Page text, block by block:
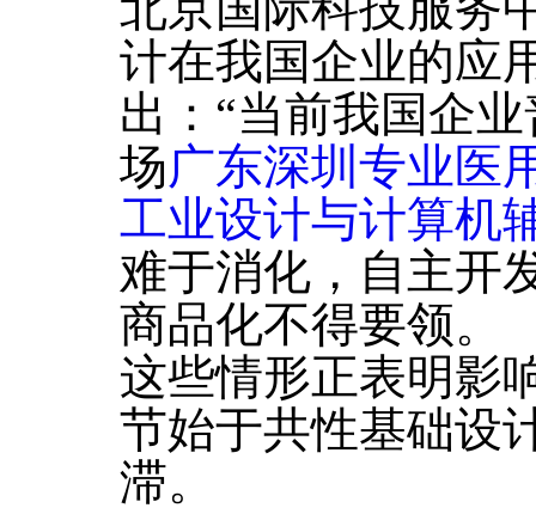
计在我国企业的应
出：“当前我国企
场广东深圳专业医
工业设计与计算机
难于消化，自主开
商品化不得要领。
这些情形正表明影
节始于共性基础
滞。